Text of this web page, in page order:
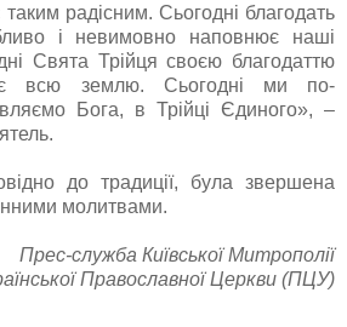
радісним. Сьогодні благодать
і невимовно наповнює наші
Свята Трійця своєю благодаттю
всю землю. Сьогодні ми по-
Бога, в Трійці Єдиного», –
до традиції, була звершена
молитвами.
Прес-служба Київської Митрополії
Православної Церкви (ПЦУ)